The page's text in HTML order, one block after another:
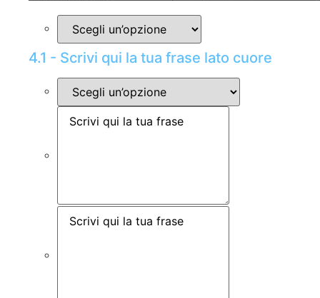
4.1 - Scrivi qui la tua frase lato cuore